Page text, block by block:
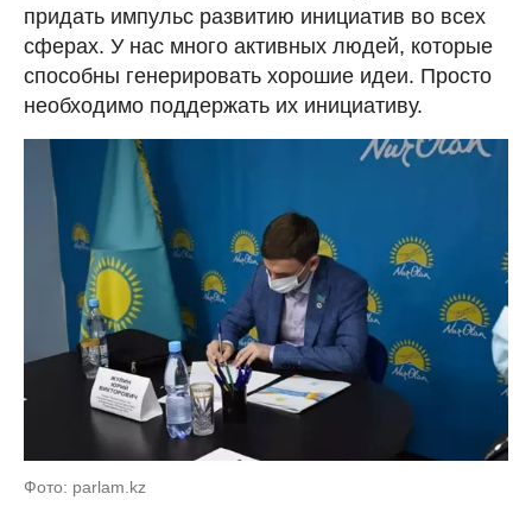
придать импульс развитию инициатив во всех
сферах. У нас много активных людей, которые
способны генерировать хорошие идеи. Просто
необходимо поддержать их инициативу.
Фото: parlam.kz